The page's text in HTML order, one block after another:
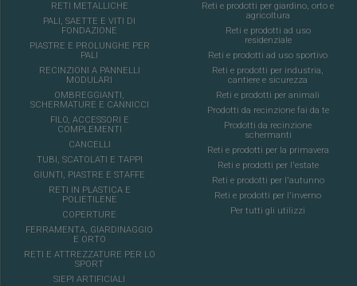
RETI METALLICHE
PALI, SAETTE E VITI DI
FONDAZIONE
PIASTRE E PROLUNGHE PER
PALI
RECINZIONI A PANNELLI
MODULARI
OMBREGGIANTI,
SCHERMATURE E CANNICCI
FILO, ACCESSORI E
COMPLEMENTI
CANCELLI
TUBI, SCATOLATI E TAPPI
GIUNTI, PIASTRE E STAFFE
RETI IN PLASTICA E
POLIETILENE
COPERTURE
FERRAMENTA, GIARDINAGGIO
E ORTO
RETI E ATTREZZATURE PER LO
SPORT
SIEPI ARTIFICIALI
Reti e prodotti per giardino, orto e
agricoltura
Reti e prodotti ad uso
residenziale
Reti e prodotti ad uso sportivo
Reti e prodotti per industria,
cantiere e sicurezza
Reti e prodotti per animali
Prodotti da recinzione fai da te
Prodotti da recinzione
schermanti
Reti e prodotti per la primavera
Reti e prodotti per l'estate
Reti e prodotti per l'autunno
Reti e prodotti per l'inverno
Per tutti gli utilizzi